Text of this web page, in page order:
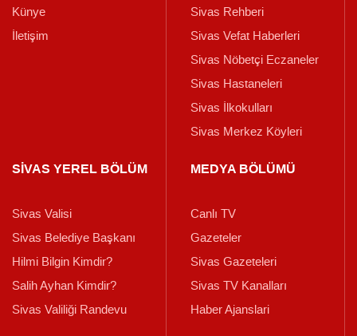
Künye
İletişim
Sivas Rehberi
Sivas Vefat Haberleri
Sivas Nöbetçi Eczaneler
Sivas Hastaneleri
Sivas İlkokulları
Sivas Merkez Köyleri
SİVAS YEREL BÖLÜM
Sivas Valisi
Sivas Belediye Başkanı
Hilmi Bilgin Kimdir?
Salih Ayhan Kimdir?
Sivas Valiliği Randevu
MEDYA BÖLÜMÜ
Canlı TV
Gazeteler
Sivas Gazeteleri
Sivas TV Kanalları
Haber Ajanslari